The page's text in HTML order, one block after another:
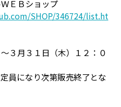
ＥＢショップ
SHOP/346724/list.ht
３月３１日（木）１２：０
員になり次第販売終了とな